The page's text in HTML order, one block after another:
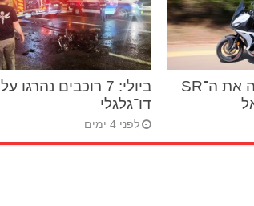
אפריליה משיקה את ה־SR
ביולי: 7 רוכבים נהרגו על
דו־גלגלי
לפני 4 ימים